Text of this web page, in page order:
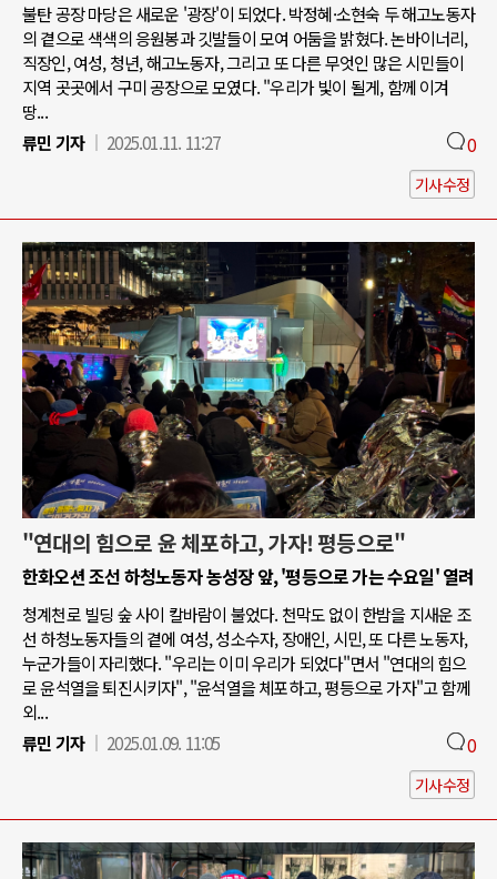
불탄 공장 마당은 새로운 '광장'이 되었다. 박정혜·소현숙 두 해고노동자
의 곁으로 색색의 응원봉과 깃발들이 모여 어둠을 밝혔다. 논바이너리,
직장인, 여성, 청년, 해고노동자, 그리고 또 다른 무엇인 많은 시민들이
지역 곳곳에서 구미 공장으로 모였다. "우리가 빛이 될게, 함께 이겨
땅...
류민 기자
2025.01.11. 11:27 0
기사수정
"연대의 힘으로 윤 체포하고, 가자! 평등으로"
한화오션 조선 하청노동자 농성장 앞, '평등으로 가는 수요일' 열려
청계천로 빌딩 숲 사이 칼바람이 불었다. 천막도 없이 한밤을 지새운 조
선 하청노동자들의 곁에 여성, 성소수자, 장애인, 시민, 또 다른 노동자,
누군가들이 자리했다. "우리는 이미 우리가 되었다"면서 "연대의 힘으
로 윤석열을 퇴진시키자", "윤석열을 체포하고, 평등으로 가자"고 함께
외...
류민 기자
2025.01.09. 11:05 0
기사수정